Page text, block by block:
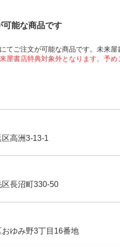
能な商品です
てご注文が可能な商品です。未来
書店特典対象外となります。予め
高洲3-13-1
長沼町330-50
ゆみ野3丁目16番地